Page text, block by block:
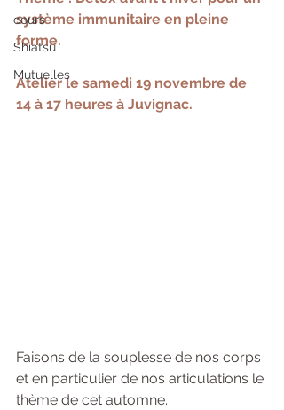
cours
Shiatsu
Mutuelles
système immunitaire en pleine
forme.
Atelier le samedi 19 novembre de
14 à 17 heures à Juvignac.
Faisons de la souplesse de nos corps
et en particulier de nos articulations le
thème de cet automne.